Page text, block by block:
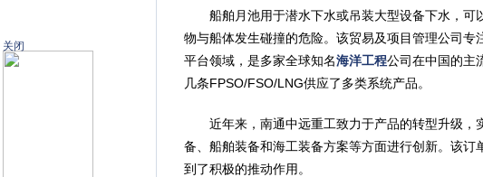
关闭
船舶月池用于潜水下水或吊装大型设备下水，可
物与船体发生碰撞的危险。该贸易及项目管理公司
平台领域，是多家全球知名海洋工程公司在中国的主
几条FPSO/FSO/LNG供应了多类系统产品。
近年来，南通中远重工致力于产品的转型升级，
备、船舶装备和海工装备方案等方面进行创新。该
到了积极的推动作用。